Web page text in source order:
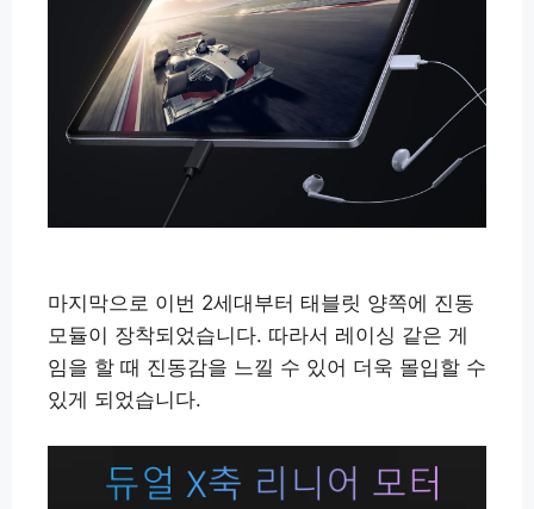
마지막으로 이번 2세대부터 태블릿 양쪽에 진동
모듈이 장착되었습니다. 따라서 레이싱 같은 게
임을 할 때 진동감을 느낄 수 있어 더욱 몰입할 수
있게 되었습니다.